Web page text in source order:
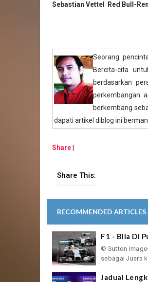
Sebastian Vettel Red Bull-
Seorang
Bercita-cita
berdasarkan
perkembangan
berkembang
dapati artikel diblog ini
Share
Share This:
RECOMMENDED ARTICLES
F1 - Bila Di
© Sutton
sebagai Juara
Jadual